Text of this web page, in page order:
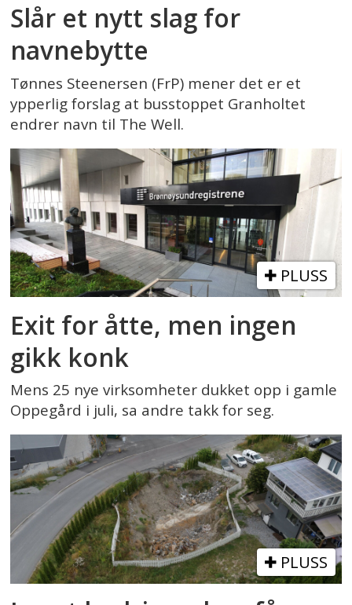
Slår et nytt slag for
navnebytte
Tønnes Steenersen (FrP) mener det er et
ypperlig forslag at busstoppet Granholtet
endrer navn til The Well.
PLUSS
Exit for åtte, men ingen
gikk konk
Mens 25 nye virksomheter dukket opp i gamle
Oppegård i juli, sa andre takk for seg.
PLUSS